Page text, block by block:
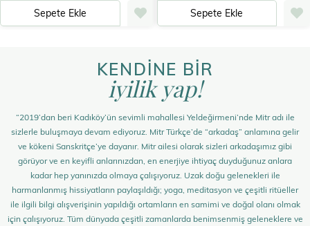
Sepete Ekle Sepete Ekle
KENDİNE BİR
iyilik yap!
“2019’dan beri Kadıköy’ün sevimli mahallesi Yeldeğirmeni’nde Mitr adı ile
sizlerle buluşmaya devam ediyoruz. Mitr Türkçe’de “arkadaş” anlamına gelir
ve kökeni Sanskritçe’ye dayanır. Mitr ailesi olarak sizleri arkadaşımız gibi
görüyor ve en keyifli anlarınızdan, en enerjiye ihtiyaç duyduğunuz anlara
kadar hep yanınızda olmaya çalışıyoruz. Uzak doğu gelenekleri ile
harmanlanmış hissiyatların paylaşıldığı; yoga, meditasyon ve çeşitli ritüeller
ile ilgili bilgi alışverişinin yapıldığı ortamların en samimi ve doğal olanı olmak
için çalışıyoruz. Tüm dünyada çeşitli zamanlarda benimsenmiş geleneklere ve